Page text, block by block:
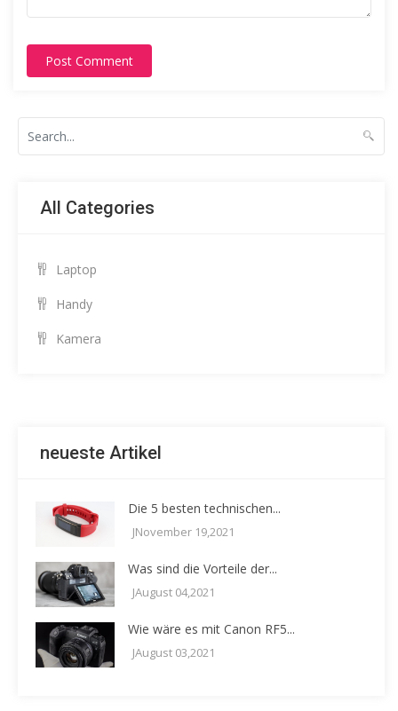
Post Comment
All Categories
Laptop
Handy
Kamera
neueste Artikel
Die 5 besten technischen...
JNovember 19,2021
Was sind die Vorteile der...
JAugust 04,2021
Wie wäre es mit Canon RF5...
JAugust 03,2021